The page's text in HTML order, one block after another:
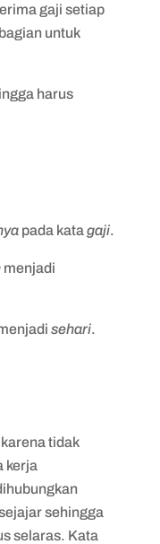
gaji setiap
untuk
harus
pada kata gaji.
menjadi
sehari.
tidak
kerja
sehingga
selaras. Kata